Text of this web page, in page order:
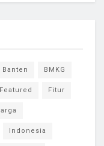
Banten BMKG
Featured Fitur
Indonesia